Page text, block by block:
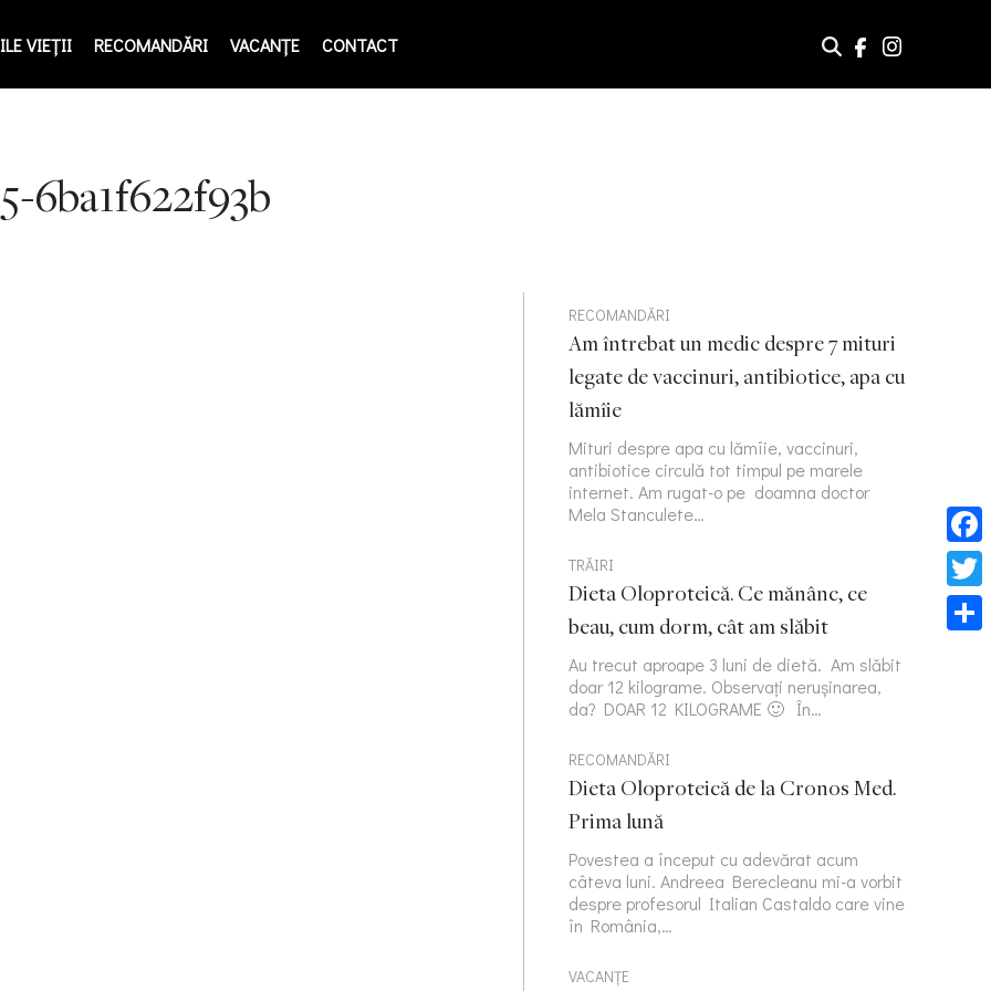
VIEŢII RECOMANDĂRI VACANȚE CONTACT
6ba1f622f93b
RECOMANDĂRI
Am întrebat un medic despre 7 mituri
legate de vaccinuri, antibiotice, apa cu
lămîie
Mituri despre apa cu lămîie, vaccinuri,
antibiotice circulă tot timpul pe marele
internet. Am rugat-o pe doamna doctor
Mela Stanculete…
TRĂIRI
Dieta Oloproteică. Ce mănânc, ce
beau, cum dorm, cât am slăbit
Au trecut aproape 3 luni de dietă. Am slăbit
doar 12 kilograme. Observați nerușinarea,
da? DOAR 12 KILOGRAME 🙂 În…
RECOMANDĂRI
Dieta Oloproteică de la Cronos Med.
Prima lună
Povestea a început cu adevărat acum
câteva luni. Andreea Berecleanu mi-a vorbit
despre profesorul Italian Castaldo care vine
în România,…
VACANȚE